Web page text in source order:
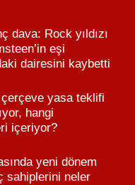
dava: Rock yıldızı
eşi
dairesini kaybetti
yasa teklifi
hangi
içeriyor?
yeni dönem
sahiplerini neler